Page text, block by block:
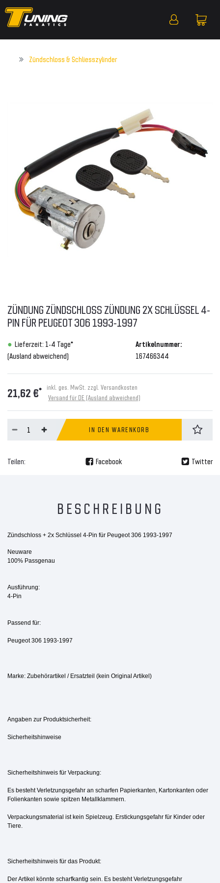
Zündschloss & Schliesszylinder
ZÜNDUNG ZÜNDSCHLOSS ZÜNDUNG 2X SCHLÜSSEL 4-
PIN FÜR PEUGEOT 306 1993-1997
Lieferzeit: 1-4 Tage*
(Ausland abweichend)
Artikelnummer:
167466344
21,62 €* inkl. ges. MwSt. zzgl. Versandkosten
Versand für DE (Ausland abweichend)
IN DEN WARENKORB
Teilen: Facebook Twitter
BESCHREIBUNG
Zündschloss + 2x Schlüssel 4-Pin für Peugeot 306 1993-1997
Neuware
100% Passgenau
Ausführung:
4-Pin
Passend für:
Peugeot 306 1993-1997
Marke: Zubehörartikel / Ersatzteil (kein Original Artikel)
Angaben zur Produktsicherheit:
Sicherheitshinweise
Sicherheitshinweis für Verpackung:
Es besteht Verletzungsgefahr an scharfen Papierkanten, Kartonkanten oder
Folienkanten sowie spitzen Metallklammern.
Verpackungsmaterial ist kein Spielzeug. Erstickungsgefahr für Kinder oder
Tiere.
Sicherheitshinweis für das Produkt:
Der Artikel könnte scharfkantig sein. Es besteht Verletzungsgefahr